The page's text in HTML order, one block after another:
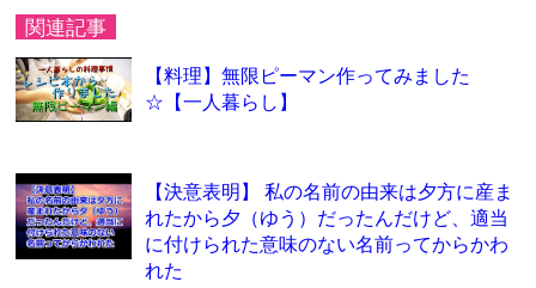
関連記事
【料理】無限ピーマン作ってみました
☆【一人暮らし】
【決意表明】 私の名前の由来は夕方に産ま
れたから夕（ゆう）だったんだけど、適当
に付けられた意味のない名前ってからかわ
れた